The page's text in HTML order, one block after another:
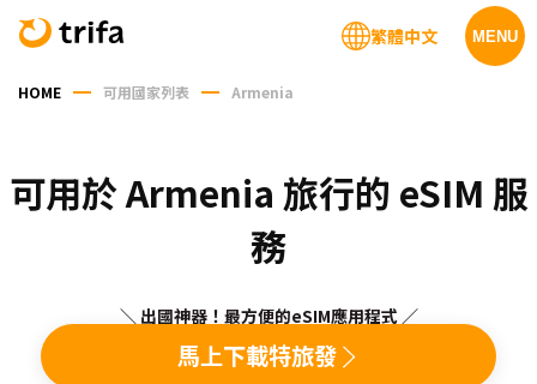
MENU
繁體中文
HOME 可用國家列表 Armenia
可用於 Armenia 旅行的 eSIM 服
務
＼ 出國神器！最方便的eSIM應用程式 ／
馬上下載特旅發